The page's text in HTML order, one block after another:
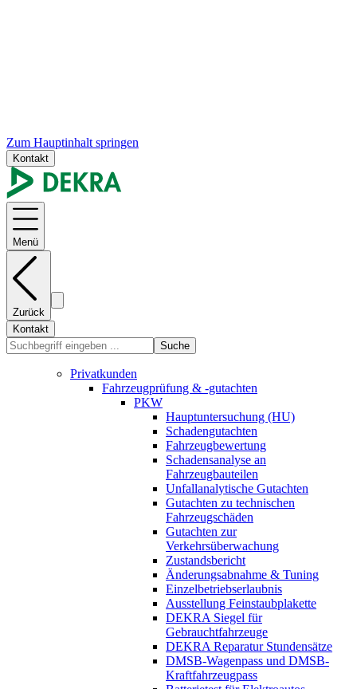
Zum Hauptinhalt springen
Kontakt
Menü
Zurück
Kontakt
Suche
Privatkunden
Fahrzeugprüfung & -gutachten
PKW
Hauptuntersuchung (HU)
Schadengutachten
Fahrzeugbewertung
Schadensanalyse an
Fahrzeugbauteilen
Unfallanalytische Gutachten
Gutachten zu technischen
Fahrzeugschäden
Gutachten zur
Verkehrsüberwachung
Zustandsbericht
Änderungsabnahme & Tuning
Einzelbetriebserlaubnis
Ausstellung Feinstaubplakette
DEKRA Siegel für
Gebrauchtfahrzeuge
DEKRA Reparatur Stundensätze
DMSB-Wagenpass und DMSB-
Kraftfahrzeugpass